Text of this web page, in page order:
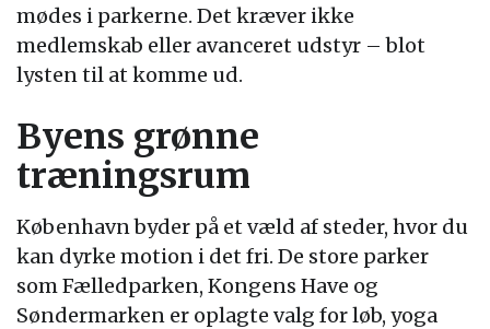
mødes i parkerne. Det kræver ikke
medlemskab eller avanceret udstyr – blot
lysten til at komme ud.
Byens grønne
træningsrum
København byder på et væld af steder, hvor du
kan dyrke motion i det fri. De store parker
som Fælledparken, Kongens Have og
Søndermarken er oplagte valg for løb, yoga